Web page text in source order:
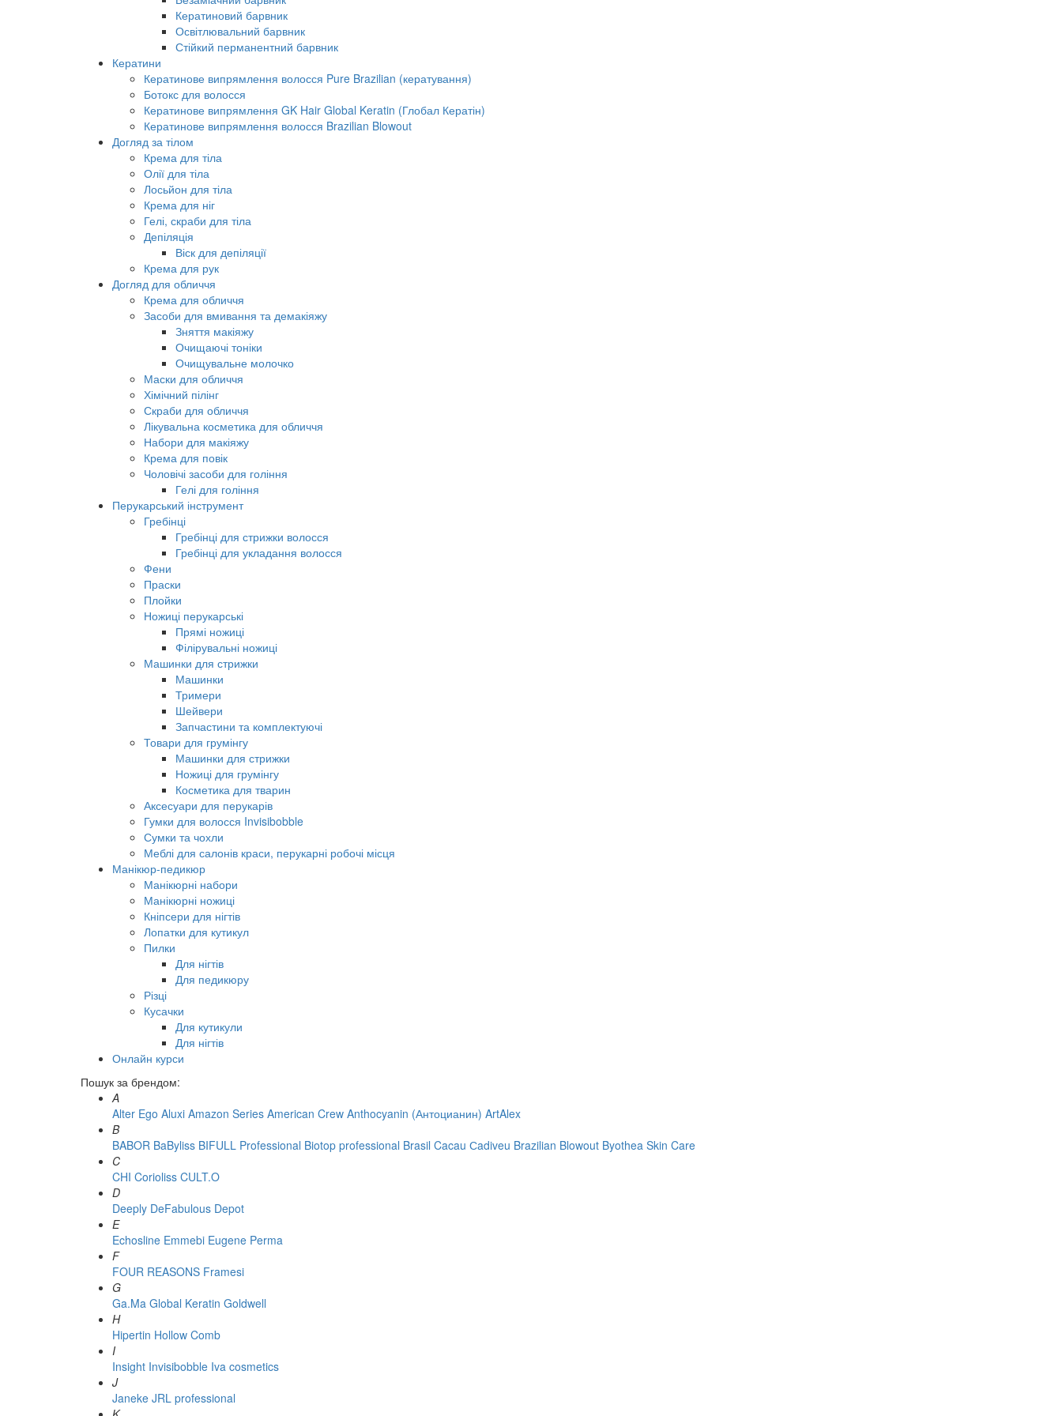
Кератиновий барвник
Освітлювальний барвник
Стійкий перманентний барвник
Кератини
Кератинове випрямлення волосся Pure Brazilian (кератування)
Ботокс для волосся
Кератинове випрямлення GK Hair Global Keratin (Глобал Кератін)
Кератинове випрямлення волосся Brazilian Blowout
Догляд за тілом
Крема для тіла
Олії для тіла
Лосьйон для тіла
Крема для ніг
Гелі, скраби для тіла
Депіляція
Віск для депіляції
Крема для рук
Догляд для обличчя
Крема для обличчя
Засоби для вмивання та демакіяжу
Зняття макіяжу
Очищаючі тоніки
Очищувальне молочко
Маски для обличчя
Хімічний пілінг
Скраби для обличчя
Лікувальна косметика для обличчя
Набори для макіяжу
Крема для повік
Чоловічі засоби для гоління
Гелі для гоління
Перукарський інструмент
Гребінці
Гребінці для стрижки волосся
Гребінці для укладання волосся
Фени
Праски
Плойки
Ножиці перукарські
Прямі ножиці
Філірувальні ножиці
Машинки для стрижки
Машинки
Тримери
Шейвери
Запчастини та комплектуючі
Товари для грумінгу
Машинки для стрижки
Ножиці для грумінгу
Косметика для тварин
Аксесуари для перукарів
Гумки для волосся Invisibobble
Сумки та чохли
Меблі для салонів краси, перукарні робочі місця
Манікюр-педикюр
Манікюрні набори
Манікюрні ножиці
Кніпсери для нігтів
Лопатки для кутикул
Пилки
Для нігтів
Для педикюру
Різці
Кусачки
Для кутикули
Для нігтів
Онлайн курси
Пошук за брендом:
A
Alter Ego Aluxi Amazon Series American Crew Anthocyanin (Антоцианин) ArtAlex
B
BABOR BaByliss BIFULL Professional Biotop professional Brasil Cacau Сadiveu Brazilian Blowout Byothea Skin Care
C
CHI Corioliss CULT.O
D
Deeply DeFabulous Depot
E
Echosline Emmebi Eugene Perma
F
FOUR REASONS Framesi
G
Ga.Ma Global Keratin Goldwell
H
Hipertin Hollow Comb
I
Insight Invisibobble Iva cosmetics
J
Janeke JRL professional